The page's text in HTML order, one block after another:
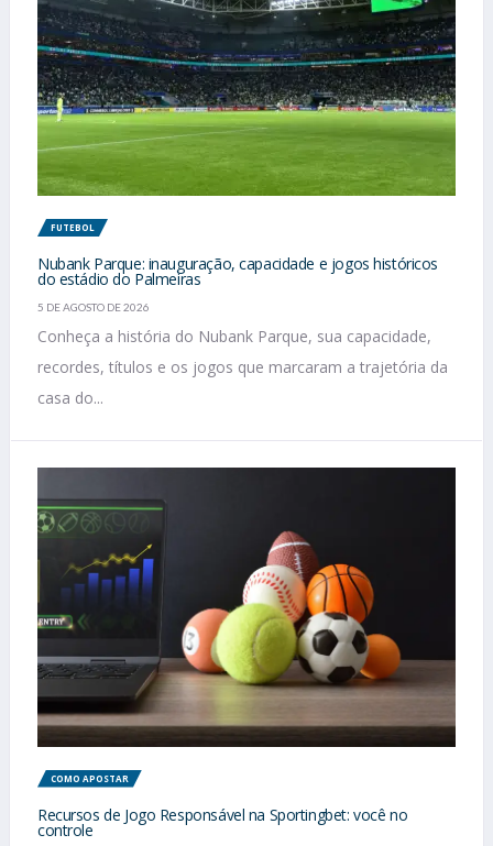
FUTEBOL
Nubank Parque: inauguração, capacidade e jogos históricos
do estádio do Palmeiras
5 DE AGOSTO DE 2026
Conheça a história do Nubank Parque, sua capacidade,
recordes, títulos e os jogos que marcaram a trajetória da
casa do...
COMO APOSTAR
Recursos de Jogo Responsável na Sportingbet: você no
controle